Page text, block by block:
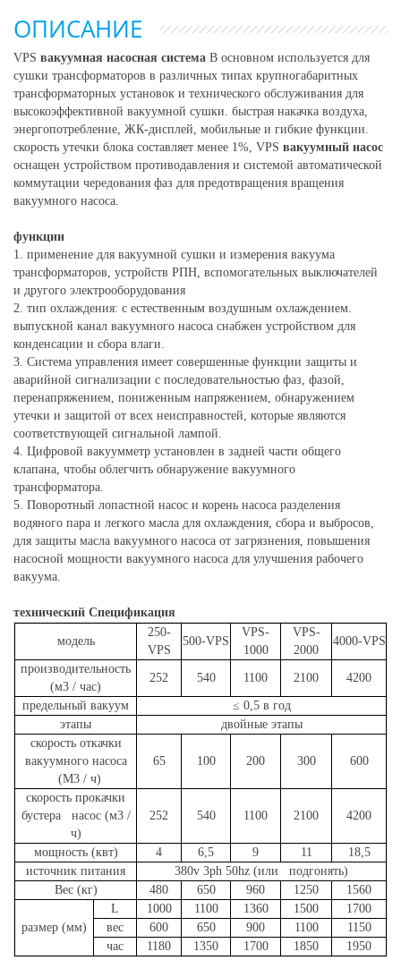
ОПИСАНИЕ
VPS вакуумная насосная система В основном используется для
сушки трансформаторов в различных типах крупногабаритных
трансформаторных установок и технического обслуживания для
высокоэффективной вакуумной сушки. быстрая накачка воздуха,
энергопотребление, ЖК-дисплей, мобильные и гибкие функции.
скорость утечки блока составляет менее 1%, VPS вакуумный насос
оснащен устройством противодавления и системой автоматической
коммутации чередования фаз для предотвращения вращения
вакуумного насоса.
функции
1. применение для вакуумной сушки и измерения вакуума
трансформаторов, устройств РПН, вспомогательных выключателей
и другого электрооборудования
2. тип охлаждения: с естественным воздушным охлаждением.
выпускной канал вакуумного насоса снабжен устройством для
конденсации и сбора влаги.
3. Система управления имеет совершенные функции защиты и
аварийной сигнализации с последовательностью фаз, фазой,
перенапряжением, пониженным напряжением, обнаружением
утечки и защитой от всех неисправностей, которые являются
соответствующей сигнальной лампой.
4. Цифровой вакуумметр установлен в задней части общего
клапана, чтобы облегчить обнаружение вакуумного
трансформатора.
5. Поворотный лопастной насос и корень насоса разделения
водяного пара и легкого масла для охлаждения, сбора и выбросов,
для защиты масла вакуумного насоса от загрязнения, повышения
насосной мощности вакуумного насоса для улучшения рабочего
вакуума.
технический Спецификация
модель
250-
VPS
500-VPS
VPS-
1000
VPS-
2000
4000-VPS
производительность
(м3 / час)
252 540 1100 2100 4200
предельный вакуум
≤ 0,5 в год
этапы
двойные этапы
скорость откачки
вакуумного насоса
(М3 / ч)
65 100 200 300 600
скорость прокачки
бустера насос (м3 /
ч)
252 540 1100 2100 4200
мощность (квт) 4 6,5 9 11
18,5
источник питания
380v 3ph 50hz (или подгонять)
Вес (кг)
480 650 960 1250 1560
размер (мм)
L 1000 1100 1360 1500
1700
вес
600 650 900 1100
1150
час
1180 1350 1700 1850 1950